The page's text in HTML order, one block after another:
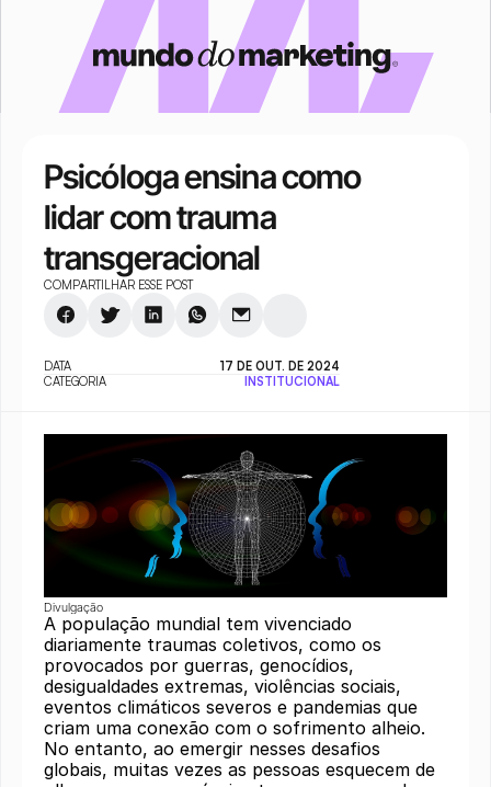
Psicóloga ensina como
lidar com trauma
transgeracional
COMPARTILHAR ESSE POST
DATA
17 DE OUT. DE 2024
CATEGORIA
INSTITUCIONAL
Divulgação
A população mundial tem vivenciado
diariamente traumas coletivos, como os
provocados por guerras, genocídios,
desigualdades extremas, violências sociais,
eventos climáticos severos e pandemias que
criam uma conexão com o sofrimento alheio.
No entanto, ao emergir nesses desafios
globais, muitas vezes as pessoas esquecem de